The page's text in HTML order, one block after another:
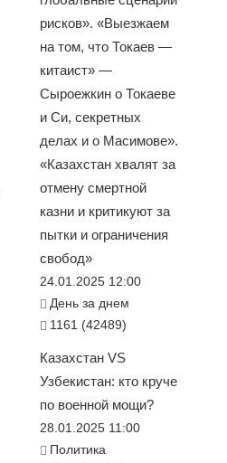
рисков». «Выезжаем
на том, что Токаев —
китаист» —
Сыроежкин о Токаеве
и Си, секретных
делах и о Масимове».
«Казахстан хвалят за
отмену смертной
казни и критикуют за
пытки и ограничения
свобод»
24.01.2025 12:00
День за днем
1161 (42489)
Казахстан VS
Узбекистан: кто круче
по военной мощи?
28.01.2025 11:00
Политика